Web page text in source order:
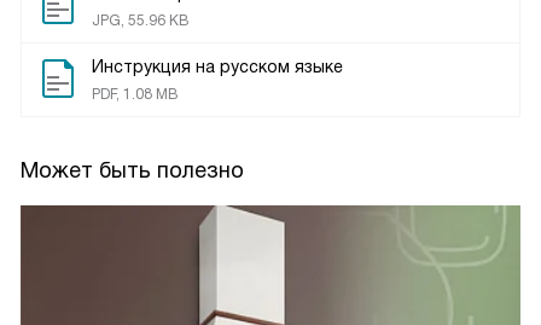
JPG, 55.96 KB
Инструкция на русском языке
PDF, 1.08 MB
Может быть полезно